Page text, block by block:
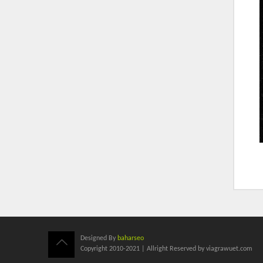
Designed By baharseo
Copyright 2010-2021 | Allright Reserved by viagrawuet.com